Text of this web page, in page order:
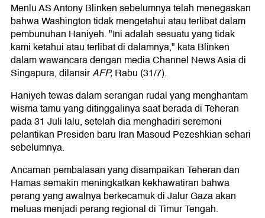
Menlu AS Antony Blinken sebelumnya telah menegaskan
bahwa Washington tidak mengetahui atau terlibat dalam
pembunuhan Haniyeh. "Ini adalah sesuatu yang tidak
kami ketahui atau terlibat di dalamnya," kata Blinken
dalam wawancara dengan media Channel News Asia di
Singapura, dilansirAFP,Rabu (31/7).
Haniyeh tewas dalam serangan rudal yang menghantam
wisma tamu yang ditinggalinya saat berada di Teheran
pada 31 Juli lalu, setelah dia menghadiri seremoni
pelantikan Presiden baru Iran Masoud Pezeshkian sehari
sebelumnya.
Ancaman pembalasan yang disampaikan Teheran dan
Hamas semakin meningkatkan kekhawatiran bahwa
perang yang awalnya berkecamuk di Jalur Gaza akan
meluas menjadi perang regional di Timur Tengah.